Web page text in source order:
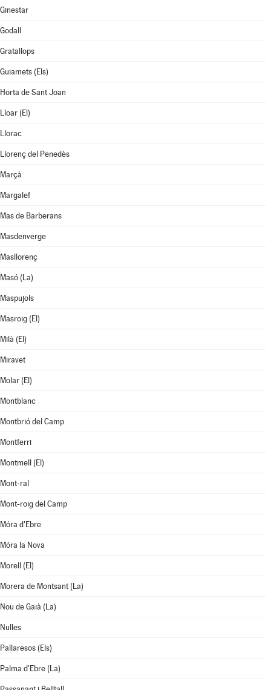
Ginestar
Godall
Gratallops
Guiamets (Els)
Horta de Sant Joan
Lloar (El)
Llorac
Llorenç del Penedès
Marçà
Margalef
Mas de Barberans
Masdenverge
Masllorenç
Masó (La)
Maspujols
Masroig (El)
Milà (El)
Miravet
Molar (El)
Montblanc
Montbrió del Camp
Montferri
Montmell (El)
Mont-ral
Mont-roig del Camp
Móra d'Ebre
Móra la Nova
Morell (El)
Morera de Montsant (La)
Nou de Gaià (La)
Nulles
Pallaresos (Els)
Palma d'Ebre (La)